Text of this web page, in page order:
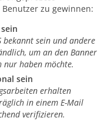
zu gewinnen:
bekannt sein und andere
um an den Banner
nur haben möchte.
sein
erhalten
in einem E-Mail
verifizieren.